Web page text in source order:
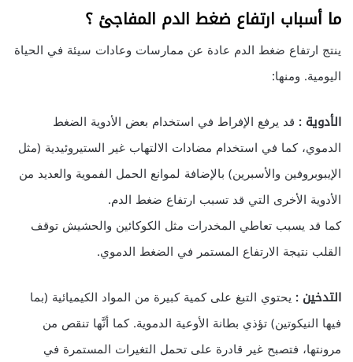
ما أسباب ارتفاع ضغط الدم المفاجئ ؟
ينتج ارتفاع ضغط الدم عادة عن ممارسات وعادات سيئة في الحياة
اليومية. ومنها:
الأدوية : قد يرفع الإفراط في استخدام بعض الأدوية الضغط
الدموي، كما في استخدام مضادات الالتهاب غير الستيروئيدية (مثل
الإيبوبروفين والأسبرين) بالإضافة لموانع الحمل الفموية والعديد من
الأدوية الأخرى التي قد تسبب ارتفاع ضغط الدم.
كما قد يسبب تعاطي المخدرات مثل الكوكائين والحشيش توقف
القلب نتيجة الارتفاع المستمر في الضغط الدموي.
التدخين : يحتوي التبغ على كمية كبيرة من المواد الكيميائية (بما
فيها النيكوتين) تؤذي بطانة الأوعية الدموية. كما أنَّها تنقص من
مرونتها، فتصبح غير قادرة على تحمل التغيرات المستمرة في